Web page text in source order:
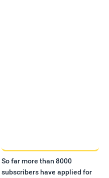
So far more than 8000
subscribers have applied for